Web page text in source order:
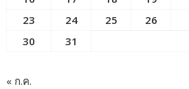
23
24 25 26
30
31
« ก.ค.